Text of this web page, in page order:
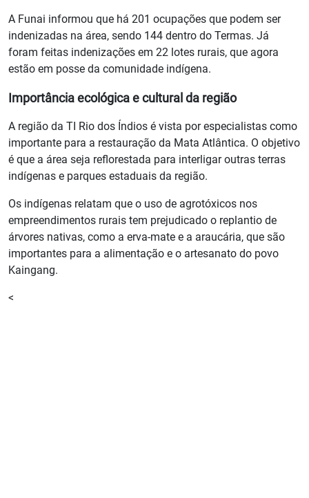
A Funai informou que há 201 ocupações que podem ser
indenizadas na área, sendo 144 dentro do Termas. Já
foram feitas indenizações em 22 lotes rurais, que agora
estão em posse da comunidade indígena.
Importância ecológica e cultural da região
A região da TI Rio dos Índios é vista por especialistas como
importante para a restauração da Mata Atlântica. O objetivo
é que a área seja reflorestada para interligar outras terras
indígenas e parques estaduais da região.
Os indígenas relatam que o uso de agrotóxicos nos
empreendimentos rurais tem prejudicado o replantio de
árvores nativas, como a erva-mate e a araucária, que são
importantes para a alimentação e o artesanato do povo
Kaingang.
<